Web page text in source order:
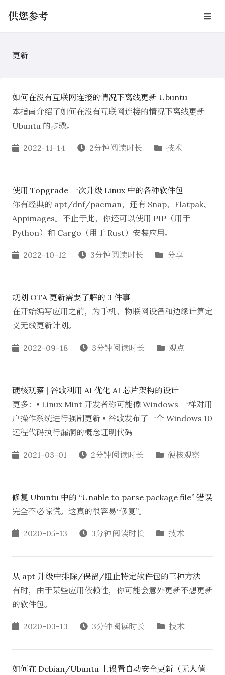
供您参考
更新
如何在没有互联网连接的情况下离线更新 Ubuntu
本指南介绍了如何在没有互联网连接的情况下离线更新
Ubuntu 的步骤。
2022-11-14 2分钟阅读时长 技术
使用 Topgrade 一次升级 Linux 中的各种软件包
你有经典的 apt/dnf/pacman，还有 Snap、Flatpak、
Appimages。不止于此，你还可以使用 PIP（用于
Python）和 Cargo（用于 Rust）安装应用。
2022-10-12 3分钟阅读时长 分享
规划 OTA 更新需要了解的 3 件事
在开始编写应用之前，为手机、物联网设备和边缘计算定
义无线更新计划。
2022-09-18 3分钟阅读时长 观点
硬核观察 | 谷歌利用 AI 优化 AI 芯片架构的设计
更多：• Linux Mint 开发者称可能像 Windows 一样对用
户操作系统进行强制更新 • 谷歌发布了一个 Windows 10
远程代码执行漏洞的概念证明代码
2021-03-01 2分钟阅读时长 硬核观察
修复 Ubuntu 中的 “Unable to parse package file” 错误
完全不必惊慌。这真的很容易“修复”。
2020-05-13 3分钟阅读时长 技术
从 apt 升级中排除/保留/阻止特定软件包的三种方法
有时，由于某些应用依赖性，你可能会意外更新不想更新
的软件包。
2020-03-13 3分钟阅读时长 技术
如何在 Debian/Ubuntu 上设置自动安全更新（无人值